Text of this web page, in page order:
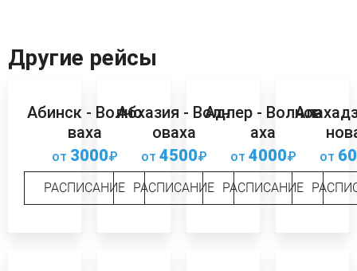
Другие рейсы
Абинск - Волно
ваха
от 3000₽
РАСПИСАНИЕ
Абхазия - Волн
оваха
от 4500₽
РАСПИСАНИЕ
Адлер - Волнов
аха
от 4000₽
РАСПИСАНИЕ
от